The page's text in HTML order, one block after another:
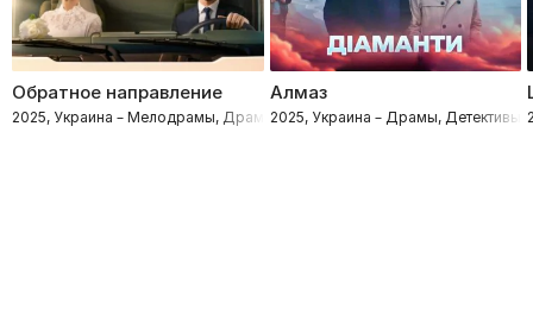
Обратное направление
2025, Украина – Мелодрамы, Драмы
Алмаз
2025, Украина – Драмы, Детективы,